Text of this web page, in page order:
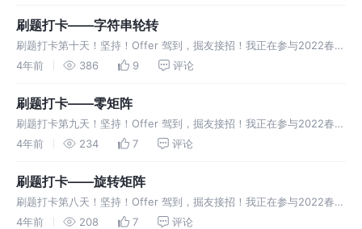
刷题打卡——字符串轮转
刷题打卡第十天！坚持！Offer 驾到，掘友接招！我正在参与2022春招
系列活动-刷题打卡任务，一起来打卡吧。
4年前 386 9 评论
刷题打卡——零矩阵
刷题打卡第九天！坚持！Offer 驾到，掘友接招！我正在参与2022春招
系列活动-刷题打卡任务，一起来打卡吧。
4年前 234 7 评论
刷题打卡——旋转矩阵
刷题打卡第八天！坚持！Offer 驾到，掘友接招！我正在参与2022春招
系列活动-刷题打卡任务，一起来打卡吧。
4年前 208 7 评论